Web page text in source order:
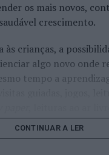
os mais novos,
crescimento.
às crianças, a
algo novo onde
tempo a
CONTINUAR A LER